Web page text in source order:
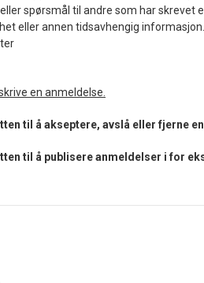
spørsmål til andre som har skrevet
eller annen tidsavhengig informasjon.
en anmeldelse.
til å akseptere, avslå eller fjerne
til å publisere anmeldelser i for